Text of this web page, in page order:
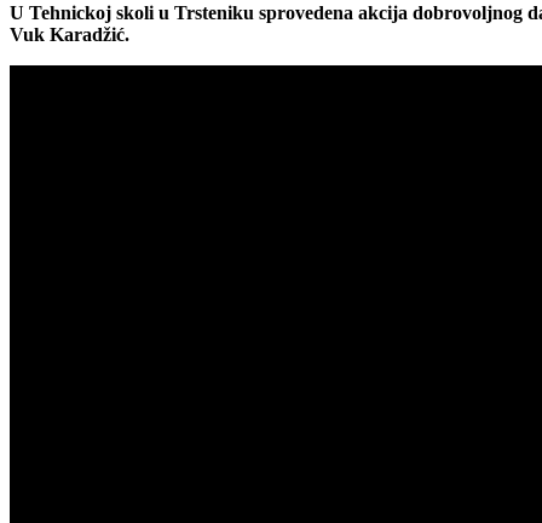
U Tehnickoj skoli u Trsteniku sprovedena akcija dobrovoljnog
Vuk Karadžić.